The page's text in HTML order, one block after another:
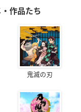
作品たち
鬼滅の刃